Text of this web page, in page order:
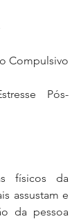
físicos da
assustam e
da pessoa